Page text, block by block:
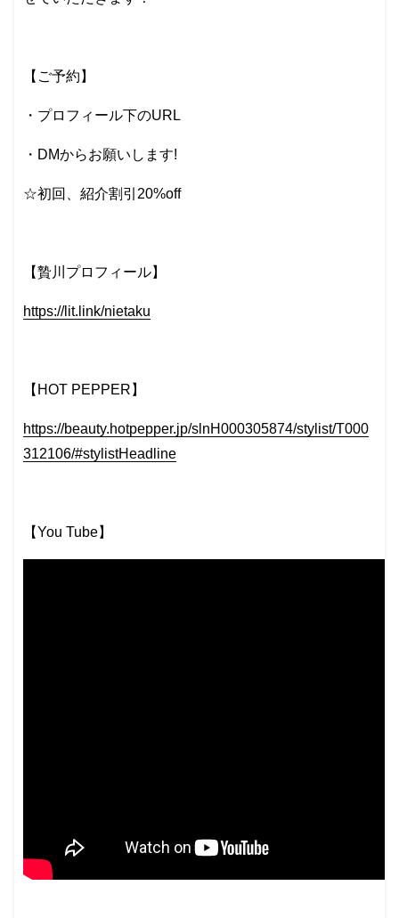
【ご予約】
・プロフィール下のURL
・DMからお願いします!
☆初回、紹介割引20%off
【贄川プロフィール】
https://lit.link/nietaku
【HOT PEPPER】
https://beauty.hotpepper.jp/slnH000305874/stylist/T000
312106/#stylistHeadline
【You Tube】